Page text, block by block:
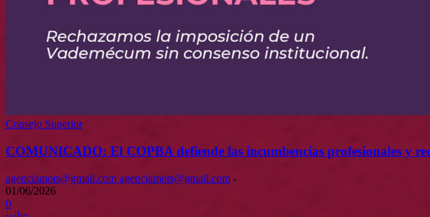
Consejo Superior
COMUNICADO: El COPBA defiende las incumbencias profesionales y
agenciamots@gmail.com agenciamots@gmail.com -
01/06/2026
0